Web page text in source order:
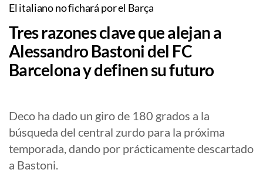
El italiano no fichará por el Barça
Tres razones clave que alejan a
Alessandro Bastoni del FC
Barcelona y definen su futuro
Deco ha dado un giro de 180 grados a la
búsqueda del central zurdo para la próxima
temporada, dando por prácticamente descartado
a Bastoni.